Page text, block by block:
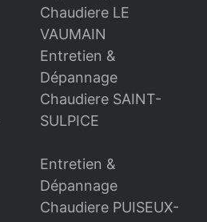
Chaudiere LE
VAUMAIN
Entretien &
Dépannage
Chaudiere SAINT-
SULPICE
Entretien &
Dépannage
Chaudiere PUISEUX-